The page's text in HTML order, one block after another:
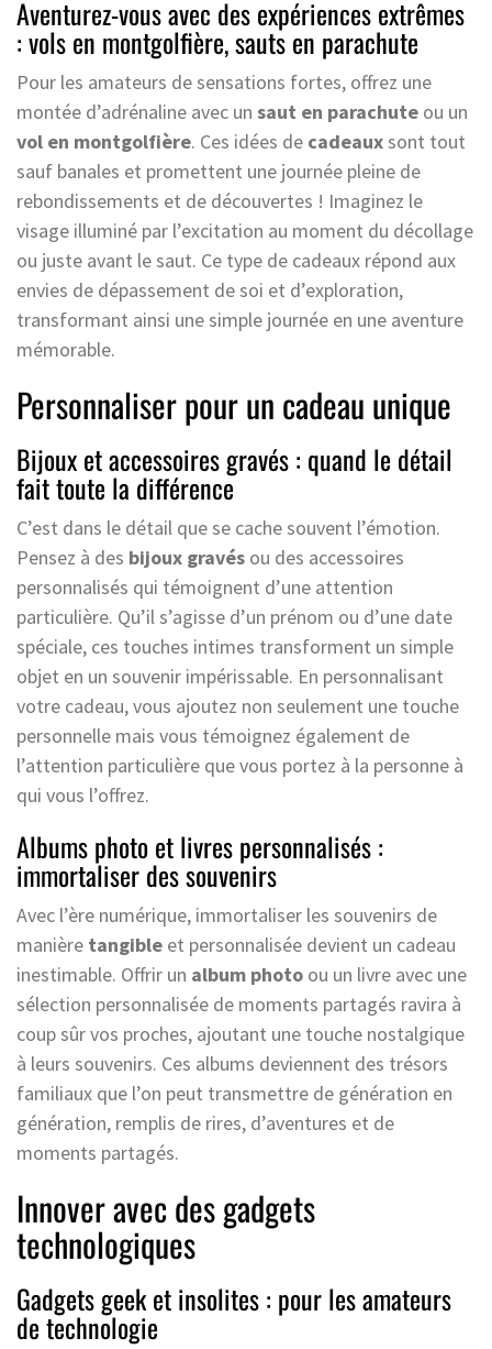
Aventurez-vous avec des expériences extrêmes
: vols en montgolfière, sauts en parachute
Pour les amateurs de sensations fortes, offrez une
montée d’adrénaline avec un saut en parachute ou un
vol en montgolfière. Ces idées de cadeauxsont tout
sauf banales et promettent une journée pleine de
rebondissements et de découvertes ! Imaginez le
visage illuminé par l’excitation au moment du décollage
ou juste avant le saut. Ce type de cadeaux répond aux
envies de dépassement de soi et d’exploration,
transformant ainsi une simple journée en une aventure
mémorable.
Personnaliser pour un cadeau unique
Bijoux et accessoires gravés : quand le détail
fait toute la différence
C’est dans le détail que se cache souvent l’émotion.
Pensez à des bijoux gravés ou des accessoires
personnalisés qui témoignent d’une attention
particulière. Qu’il s’agisse d’un prénom ou d’une date
spéciale, ces touches intimes transforment un simple
objet en un souvenir impérissable. En personnalisant
votre cadeau, vous ajoutez non seulement une touche
personnelle mais vous témoignez également de
l’attention particulière que vous portez à la personne à
qui vous l’offrez.
Albums photo et livres personnalisés :
immortaliser des souvenirs
Avec l’ère numérique, immortaliser les souvenirs de
manière tangible et personnalisée devient un cadeau
inestimable. Offrir un album photo ou un livre avec une
sélection personnalisée de moments partagés ravira à
coup sûr vos proches, ajoutant une touche nostalgique
à leurs souvenirs. Ces albums deviennent des trésors
familiaux que l’on peut transmettre de génération en
génération, remplis de rires, d’aventures et de
moments partagés.
Innover avec des gadgets
technologiques
Gadgets geek et insolites : pour les amateurs
de technologie